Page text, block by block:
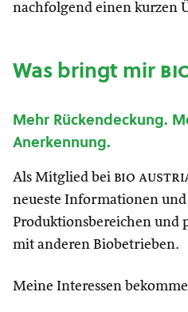
nachfolgend einen kurzen
Was bringt mir
Mehr Rückendeckung.
Anerkennung.
Als Mitglied bei bio
neueste Informationen
Produktionsbereichen und
mit anderen Biobetrieben.
Meine Interessen